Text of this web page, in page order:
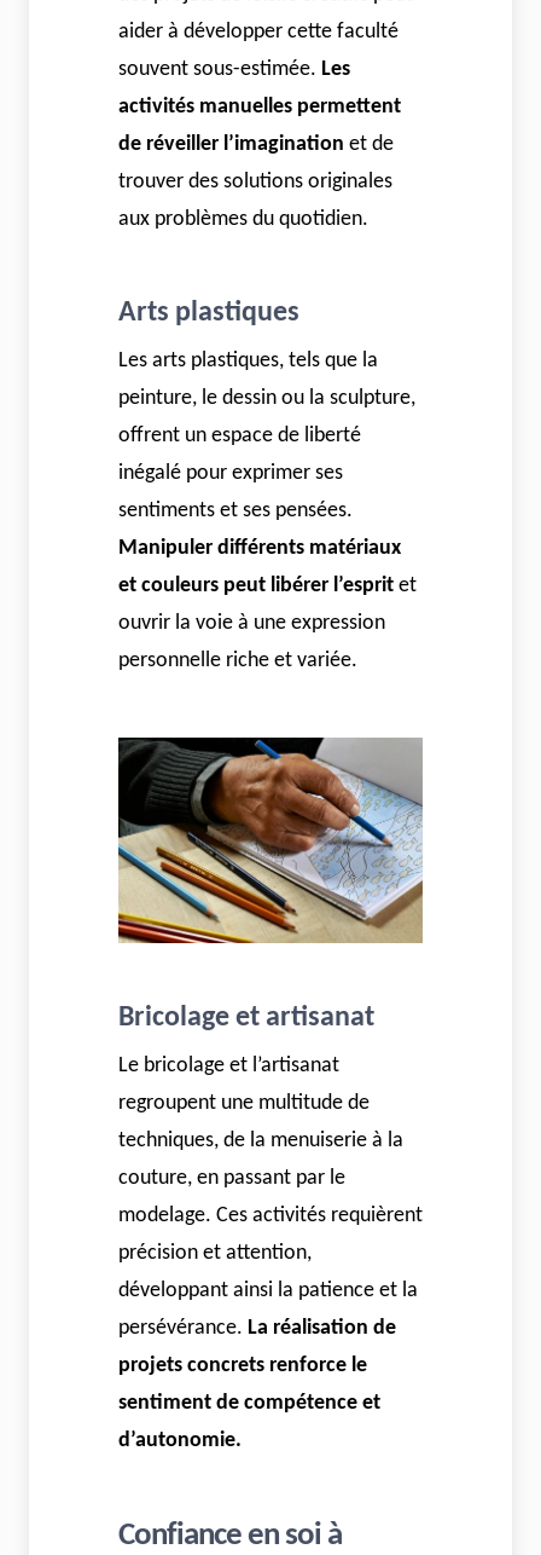
aider à développer cette faculté
souvent sous-estimée. Les
activités manuelles permettent
de réveiller l’imagination et de
trouver des solutions originales
aux problèmes du quotidien.
Arts plastiques
Les arts plastiques, tels que la
peinture, le dessin ou la sculpture,
offrent un espace de liberté
inégalé pour exprimer ses
sentiments et ses pensées.
Manipuler différents matériaux
et couleurs peut libérer l’esprit et
ouvrir la voie à une expression
personnelle riche et variée.
Bricolage et artisanat
Le bricolage et l’artisanat
regroupent une multitude de
techniques, de la menuiserie à la
couture, en passant par le
modelage. Ces activités requièrent
précision et attention,
développant ainsi la patience et la
persévérance. La réalisation de
projets concrets renforce le
sentiment de compétence et
d’autonomie.
Confiance en soi à